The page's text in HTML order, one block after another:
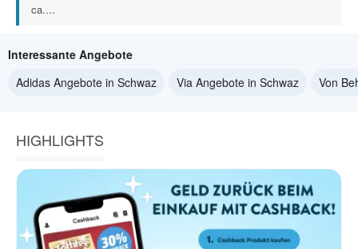
ca....
Interessante Angebote
Adidas Angebote in Schwaz
Via Angebote in Schwaz Von
HIGHLIGHTS